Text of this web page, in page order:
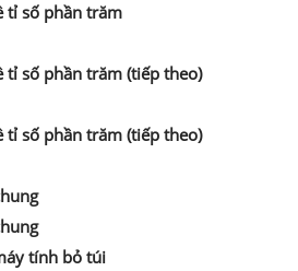
tỉ số phần trăm
tỉ số phần trăm (tiếp theo)
tỉ số phần trăm (tiếp theo)
tính bỏ túi